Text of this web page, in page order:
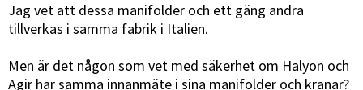
Jag vet att dessa manifolder och ett gäng andra
tillverkas i samma fabrik i Italien.
Men är det någon som vet med säkerhet om Halyon och
Agir har samma innanmäte i sina manifolder och kranar?